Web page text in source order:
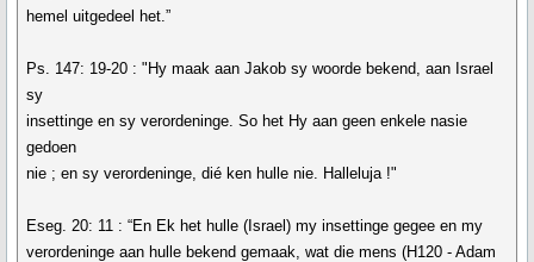
hemel uitgedeel het.”
Ps. 147: 19-20 : "Hy maak aan Jakob sy woorde bekend, aan Israel
sy
insettinge en sy verordeninge. So het Hy aan geen enkele nasie
gedoen
nie ; en sy verordeninge, dié ken hulle nie. Halleluja !"
Eseg. 20: 11 : “En Ek het hulle (Israel) my insettinge gegee en my
verordeninge aan hulle bekend gemaak, wat die mens (H120 - Adam